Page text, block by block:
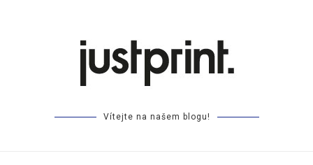
Vítejte na našem blogu!